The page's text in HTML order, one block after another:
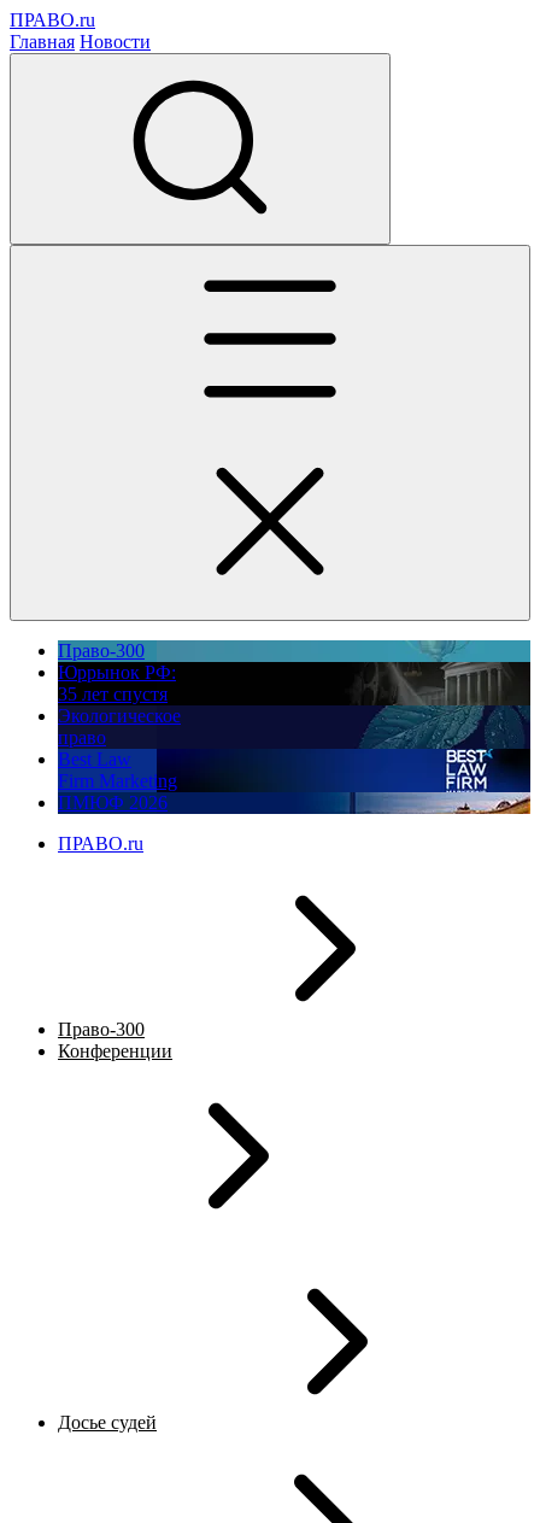
ПРАВО.ru
Главная Новости
Право-300
Юррынок РФ:
35 лет спустя
Экологическое
право
Best Law
Firm Marketing
ПМЮФ 2026
ПРАВО.ru
Право-300
Конференции
Досье судей